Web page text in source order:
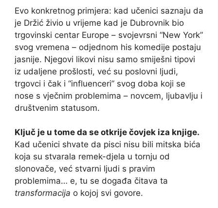
Evo konkretnog primjera: kad učenici saznaju da
je Držić živio u vrijeme kad je Dubrovnik bio
trgovinski centar Europe – svojevrsni “New York”
svog vremena – odjednom his komedije postaju
jasnije. Njegovi likovi nisu samo smiješni tipovi
iz udaljene prošlosti, već su poslovni ljudi,
trgovci i čak i “influenceri” svog doba koji se
nose s vječnim problemima – novcem, ljubavlju i
društvenim statusom.
Ključ je u tome da se otkrije čovjek iza knjige.
Kad učenici shvate da pisci nisu bili mitska bića
koja su stvarala remek-djela u tornju od
slonovače, već stvarni ljudi s pravim
problemima… e, tu se događa čitava ta
transformacija o kojoj svi govore.